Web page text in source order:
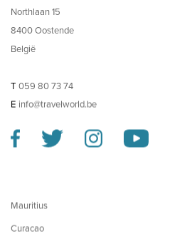
Northlaan 15
8400 Oostende
België
T 059 80 73 74
E info@travelworld.be
Mauritius
Curacao